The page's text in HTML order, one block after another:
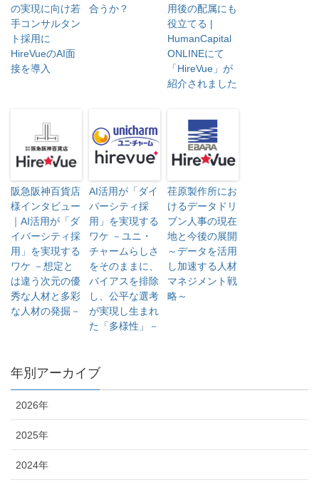
の実現に向け若
手コンサルタン
ト採用に
HireVueのAI面
接を導入
合うか？
用後の配属にも
役立てる |
HumanCapital
ONLINEにて
「HireVue」が
紹介されました
阪急阪神百貨店
様インタビュー
｜AI活用が「ダ
イバーシティ採
用」を実現する
ワケ －想定と
は違う次元の優
秀な人材と多彩
な人材の発掘－
AI活用が「ダイ
バーシティ採
用」を実現する
ワケ －ユニ・
チャームらしさ
をそのままに、
バイアスを排除
し、公平な選考
が実現し生まれ
た「多様性」－
荏原製作所にお
けるデータドリ
ブン人事の現在
地と今後の展開
～データを活用
し加速する人材
マネジメント戦
略～
年別アーカイブ
2026年
2025年
2024年